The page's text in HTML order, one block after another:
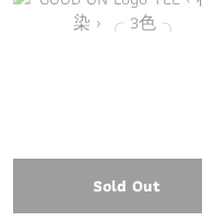
Sold Out